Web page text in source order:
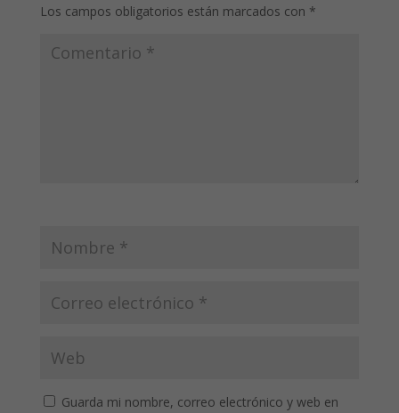
Los campos obligatorios están marcados con *
Guarda mi nombre, correo electrónico y web en